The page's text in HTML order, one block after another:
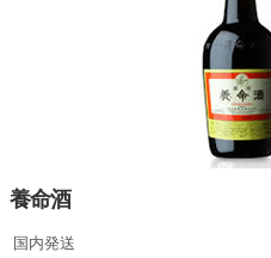
養命酒
国内発送